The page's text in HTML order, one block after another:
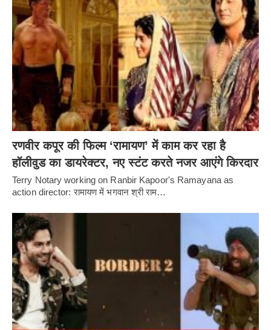
रणवीर कपूर की फिल्म ‘रामायण’ में काम कर रहा है
हॉलीवुड का डायरेक्टर, नए स्टंट करते नजर आएंगे किरदार
Terry Notary working on Ranbir Kapoor's Ramayana as
action director: रामायण में भगवान श्री राम…